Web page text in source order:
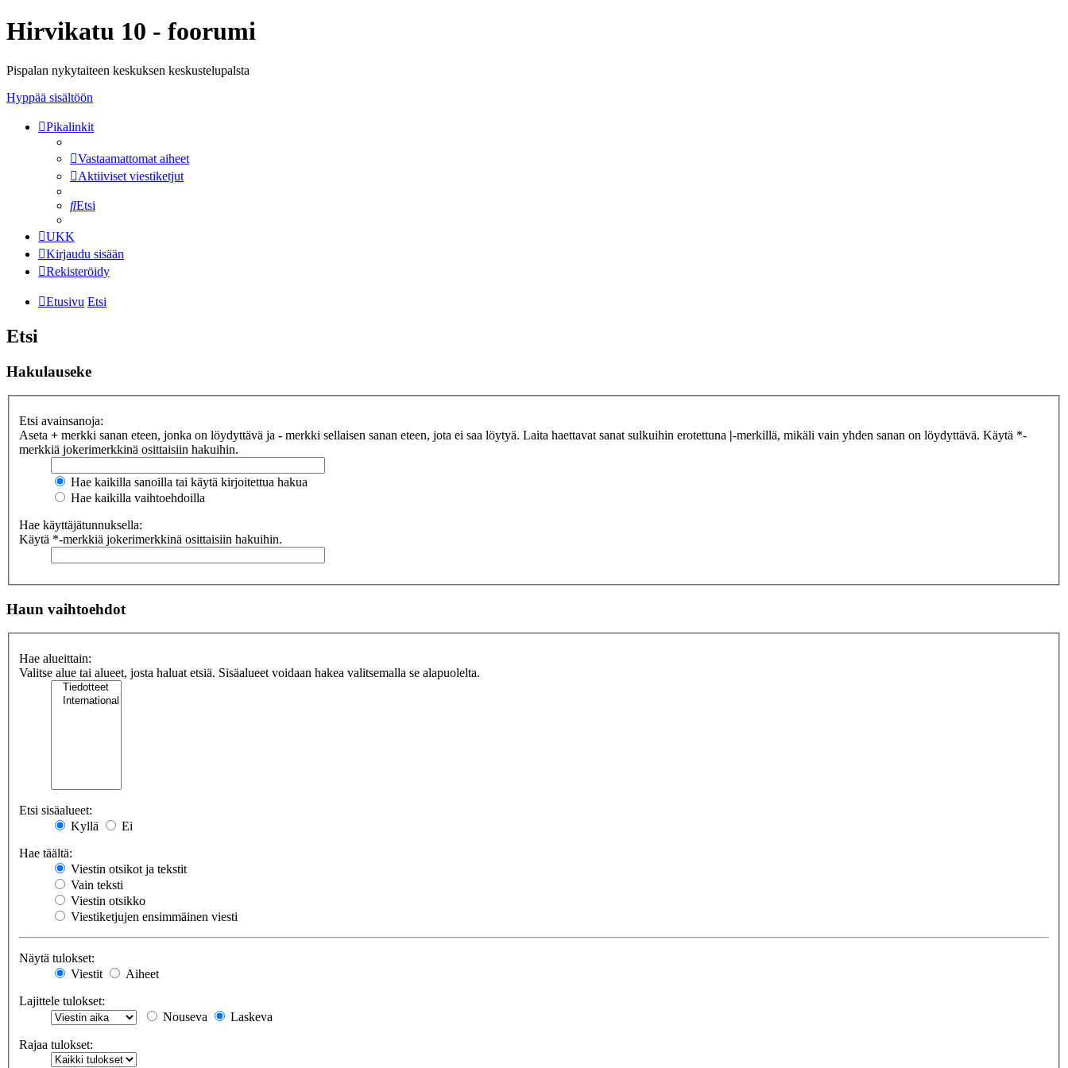
Hirvikatu 10 - foorumi
Pispalan nykytaiteen keskuksen keskustelupalsta
Hyppää sisältöön
Pikalinkit
Vastaamattomat aiheet
Aktiiviset viestiketjut
Etsi
UKK
Kirjaudu sisään
Rekisteröidy
Etusivu Etsi
Etsi
Hakulauseke
Etsi avainsanoja:
Aseta + merkki sanan eteen, jonka on löydyttävä ja - merkki sellaisen sanan eteen, jota ei saa löytyä. Laita haettavat sanat sulkuihin erotettuna |-merkillä, mikäli vain yhden sanan on löydyttävä. Käytä *-
merkkiä jokerimerkkinä osittaisiin hakuihin.
Hae kaikilla sanoilla tai käytä kirjoitettua hakua
Hae kaikilla vaihtoehdoilla
Hae käyttäjätunnuksella:
Käytä *-merkkiä jokerimerkkinä osittaisiin hakuihin.
Haun vaihtoehdot
Hae alueittain:
Valitse alue tai alueet, josta haluat etsiä. Sisäalueet voidaan hakea valitsemalla se alapuolelta.
Etsi sisäalueet:
Kyllä
Ei
Hae täältä:
Viestin otsikot ja tekstit
Vain teksti
Viestin otsikko
Viestiketjujen ensimmäinen viesti
Näytä tulokset:
Viestit
Aiheet
Lajittele tulokset:
Nouseva
Laskeva
Rajaa tulokset: